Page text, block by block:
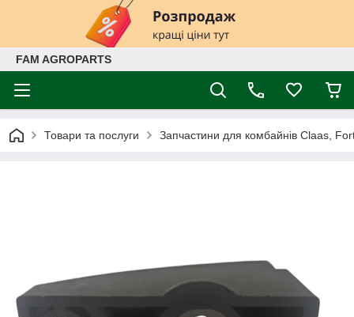
FAM AGROPARTS
Товари та послуги Запчастини для комбайнів Claas,